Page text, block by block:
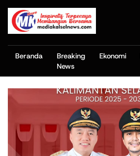
Beranda
Breaking
News
Ekonomi